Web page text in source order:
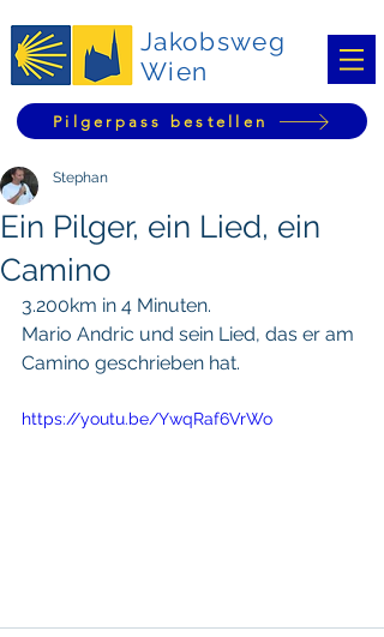
Jakobsweg
Wien
Pilgerpass bestellen
Ein Pilger, ein Lied, ein
Camino
Stephan
3.200km in 4 Minuten.
Mario Andric und sein Lied, das er am
Camino geschrieben hat.
https://youtu.be/YwqRaf6VrWo